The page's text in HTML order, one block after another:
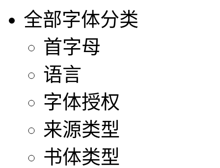
全部字体分类
首字母
语言
字体授权
来源类型
书体类型